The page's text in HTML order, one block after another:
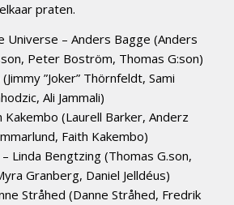
praten.
Universe – Anders Bagge (Anders
Peter Boström, Thomas G:son)
”Joker” Thörnfeldt, Sami
Ali Jammali)
Kakembo (Laurell Barker, Anderz
Faith Kakembo)
Linda Bengtzing (Thomas G.son,
Granberg, Daniel Jelldéus)
Stråhed (Danne Stråhed, Fredrik